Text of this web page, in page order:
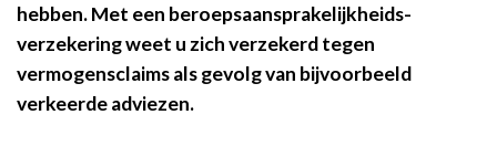
hebben. Met een beroepsaansprakelijkheids-
verzekering weet u zich verzekerd tegen
vermogensclaims als gevolg van bijvoorbeeld
verkeerde adviezen.